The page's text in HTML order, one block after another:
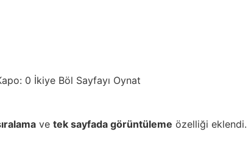
0 İkiye Böl Sayfayı Oynat
vetek sayfada görüntüleme özelliği eklendi.